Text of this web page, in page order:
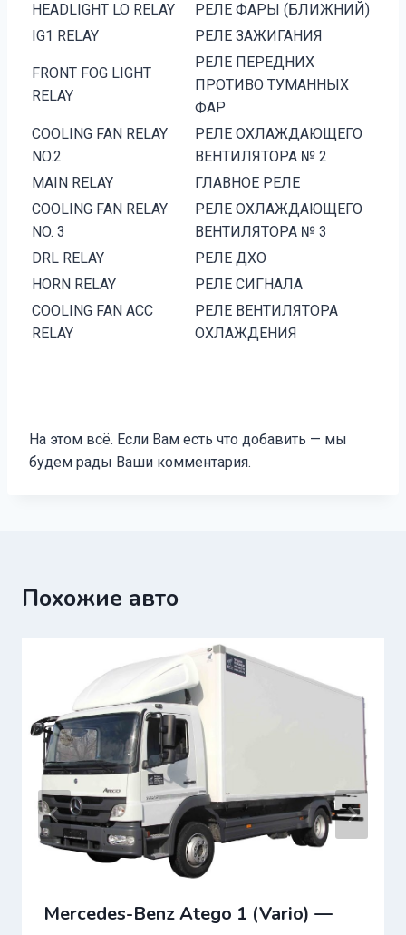
HEADLIGHT LO RELAY
РЕЛЕ ФАРЫ (БЛИЖНИЙ)
IG1 RELAY
РЕЛЕ ЗАЖИГАНИЯ
FRONT FOG LIGHT
RELAY
РЕЛЕ ПЕРЕДНИХ
ПРОТИВО ТУМАННЫХ
ФАР
COOLING FAN RELAY
NO.2
РЕЛЕ ОХЛАЖДАЮЩЕГО
ВЕНТИЛЯТОРА № 2
MAIN RELAY
ГЛАВНОЕ РЕЛЕ
COOLING FAN RELAY
NO. 3
РЕЛЕ ОХЛАЖДАЮЩЕГО
ВЕНТИЛЯТОРА № 3
DRL RELAY
РЕЛЕ ДХО
HORN RELAY
РЕЛЕ СИГНАЛА
COOLING FAN ACC
RELAY
РЕЛЕ ВЕНТИЛЯТОРА
ОХЛАЖДЕНИЯ
На этом всё. Если Вам есть что добавить — мы
будем рады Ваши комментария.
Похожие авто
Mercedes-Benz Atego 1 (Vario) —